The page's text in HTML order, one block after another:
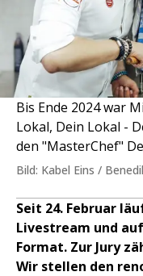
Bis Ende 2024 war
Lokal, Dein Lokal -
den "MasterChef"
Bild: Kabel Eins /
Seit 24. Februar
Livestream und
Format. Zur Jury
Wir stellen den